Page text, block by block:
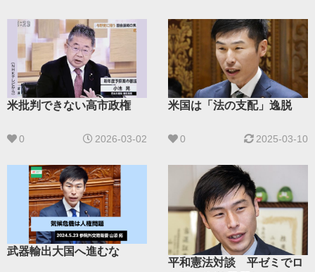
米批判できない高市政権
0 2026-03-02
米国は「法の支配」逸脱
0 2025-03-10
武器輸出大国へ進むな
平和憲法対談 平ゼミでロ